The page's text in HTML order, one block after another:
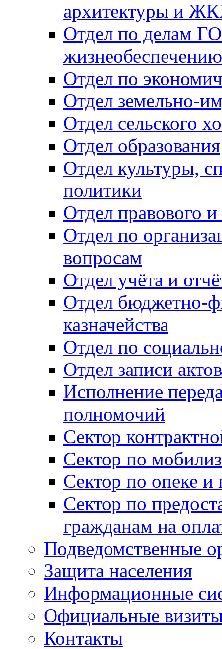
архитектуры и
Отдел по делам
Отдел по
Отдел земельно-
Отдел сельского
Отдел образования
Отдел культуры,
политики
Отдел правового
Отдел по
вопросам
Отдел учёта и
Отдел бюджетно-
казначейства
Отдел по
Отдел записи
Исполнение
полномочий
Сектор
Сектор по
Сектор по опеке и
Сектор по
гражданам на
Подведомственные
Защита населения
Информационные
Официальные
Контакты